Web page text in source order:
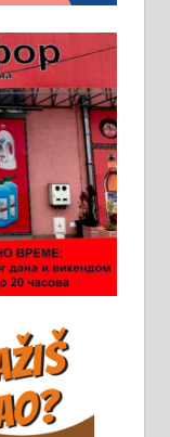
и
058
са Б
на
у
на
од